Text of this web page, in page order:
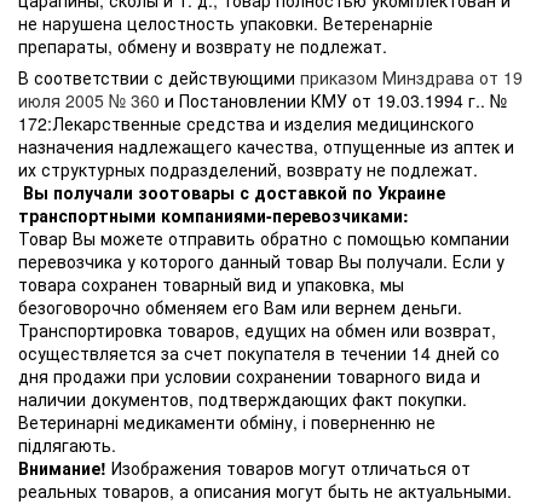
не нарушена целостность упаковки. Ветеренарніе
препараты, обмену и возврату не подлежат.
В соответствии с действующими приказом Минздрава от 19
июля 2005 № 360 и Постановлении КМУ от 19.03.1994 г.. №
172:Лекарственные средства и изделия медицинского
назначения надлежащего качества, отпущенные из аптек и
их структурных подразделений, возврату не подлежат.
Вы получали зоотовары с доставкой по Украине
транспортными компаниями-перевозчиками:
Товар Вы можете отправить обратно с помощью компании
перевозчика у которого данный товар Вы получали. Если у
товара сохранен товарный вид и упаковка, мы
безоговорочно обменяем его Вам или вернем деньги.
Транспортировка товаров, едущих на обмен или возврат,
осуществляется за счет покупателя в течении 14 дней со
дня продажи при условии сохранении товарного вида и
наличии документов, подтверждающих факт покупки.
Ветеринарні медикаменти обміну, і поверненню не
підлягають.
Внимание! Изображения товаров могут отличаться от
реальных товаров, а описания могут быть не актуальными.